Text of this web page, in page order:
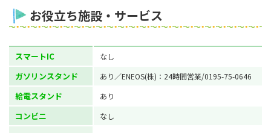
お役立ち施設・サービス
スマートIC なし
ガソリンスタンド あり／ENEOS(株)：24時間営業/0195-75-0646
給電スタンド あり
コンビニ なし